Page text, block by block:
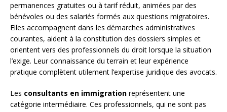
permanences gratuites ou à tarif réduit, animées par des
bénévoles ou des salariés formés aux questions migratoires.
Elles accompagnent dans les démarches administratives
courantes, aident à la constitution des dossiers simples et
orientent vers des professionnels du droit lorsque la situation
l’exige. Leur connaissance du terrain et leur expérience
pratique complètent utilement l’expertise juridique des avocats.
Les consultants en immigration représentent une
catégorie intermédiaire. Ces professionnels, qui ne sont pas